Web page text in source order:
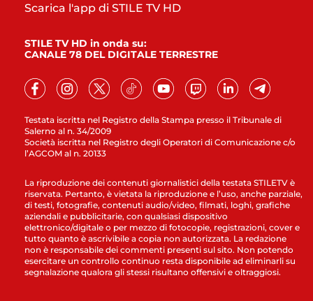
Testata iscritta nel Registro della Stampa presso il Tribunale di
Salerno al n. 34/2009
Società iscritta nel Registro degli Operatori di Comunicazione c/o
l’AGCOM al n. 20133
Scarica l'app di STILE TV HD
STILE TV HD in onda su:
CANALE 78 DEL DIGITALE TERRESTRE
La riproduzione dei contenuti giornalistici della testata STILETV è
riservata. Pertanto, è vietata la riproduzione e l’uso, anche parziale,
di testi, fotografie, contenuti audio/video, filmati, loghi, grafiche
aziendali e pubblicitarie, con qualsiasi dispositivo
elettronico/digitale o per mezzo di fotocopie, registrazioni, cover e
tutto quanto è ascrivibile a copia non autorizzata. La redazione
non è responsabile dei commenti presenti sul sito. Non potendo
esercitare un controllo continuo resta disponibile ad eliminarli su
segnalazione qualora gli stessi risultano offensivi e oltraggiosi.